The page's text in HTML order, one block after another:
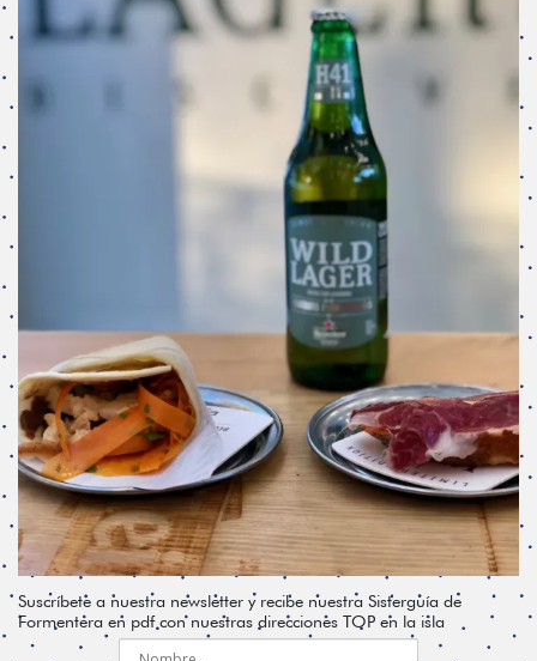
Suscríbete a nuestra newsletter y recibe nuestra Sisterguía de
Formentera en pdf con nuestras direcciones TOP en la isla